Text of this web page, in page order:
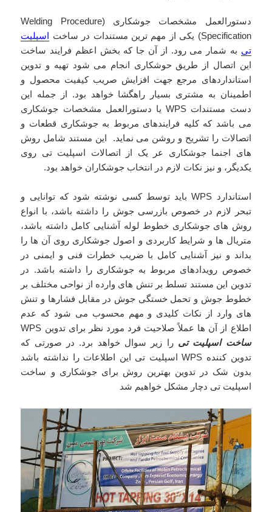
دستورالعمل مشخصات جوشکاری (Welding Procedure
Specification) یکی از مهم ترین مستندات در ساخت
اسپلیت
تی به شمار می رود. از آن جا که بخش اعظم فرایند ساخت
این اتصال از طریق حوشکاری انجام می شود تهیه و تدوین
استانداردهای مرجع جهت افزایش صریب کیفیت محصول و
اطمینان به مشتری بسیار راهگشا خواهد بود. از جمله این
دست مستندات WPS یا دستورالعمل مشخصات جوشکاری
می باشد که کلیه فرایندهای مربوط به جوشکاری قطعات و
اتصالات را تشریح و روشن می نماید. این مستند شامل روش
های اجنما جوشکاری عر یک از اتصالات اسپلیت تی روی
یکدیگر، و نیز نکات لازم در انتخاب جوشکاران خواهد بود.
استاندارد WPS باید توسط کسی نوشته شود که توانایی و
تبحر لازم در خصوص بازرسی جوش را داشته باشد، با انواع
روش های جوشکاری خطوط لوله آشنایی کامل داشته باشد،
متریال ها و شرایط کاربردی و اصول جوشکاری روی آن ها را
بداند و نیز آشنایی کامل با ضریب خطرات فنی و ایمنی در
خصوص رویدادهای مربوط به جوشکاری را داشته باشد. در
تدوین این مستند تسلط بر تنش های وارده از نواحی مختلف بر
خطوط جوش و تحمل خستگی جوش در مقابل فشارها و تنش
های وارد از نکات کلیدی و مهم محسوب می شود که عدم
اطلاع از آن ها عملاً صلاحیت فرد مورد نظر برای تدوین WPS
ساخت اسپلیت تی را زیر سوال خواهد برد. در صورتی که
تدوین کننده WPS اسپلیت تی این اطلاعات را نداشته باشد
بدون شک در تدوین بهترین روش برای جوشکاری و ساخت
اسپلیت تی دچار مشکل خواهیم شد